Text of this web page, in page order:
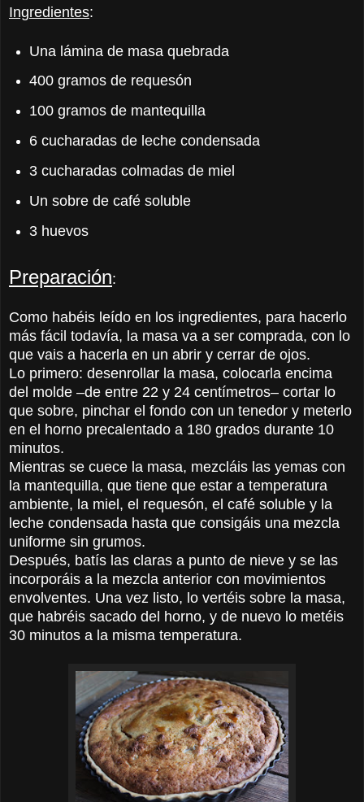
Ingredientes:
Una lámina de masa quebrada
400 gramos de requesón
100 gramos de mantequilla
6 cucharadas de leche condensada
3 cucharadas colmadas de miel
Un sobre de café soluble
3 huevos
Preparación:
Como habéis leído en los ingredientes, para hacerlo
más fácil todavía, la masa va a ser comprada, con lo
que vais a hacerla en un abrir y cerrar de ojos.
Lo primero: desenrollar la masa, colocarla encima
del molde –de entre 22 y 24 centímetros– cortar lo
que sobre, pinchar el fondo con un tenedor y meterlo
en el horno precalentado a 180 grados durante 10
minutos.
Mientras se cuece la masa, mezcláis las yemas con
la mantequilla, que tiene que estar a temperatura
ambiente, la miel, el requesón, el café soluble y la
leche condensada hasta que consigáis una mezcla
uniforme sin grumos.
Después, batís las claras a punto de nieve y se las
incorporáis a la mezcla anterior con movimientos
envolventes. Una vez listo, lo vertéis sobre la masa,
que habréis sacado del horno, y de nuevo lo metéis
30 minutos a la misma temperatura.